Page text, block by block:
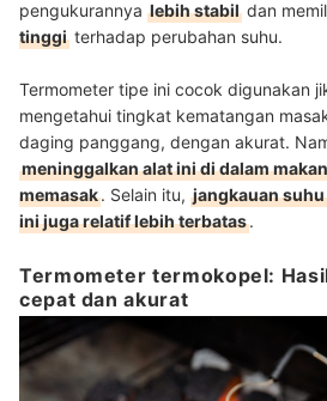
pengukurannya lebih stabil dan
tinggi terhadap perubahan suhu.
Termometer tipe ini cocok digunakan
mengetahui tingkat kematangan
daging panggang, dengan akurat.
meninggalkan alat ini di dalam
memasak. Selain itu, jangkauan
ini juga relatif lebih terbatas.
Termometer termokopel:
cepat dan akurat